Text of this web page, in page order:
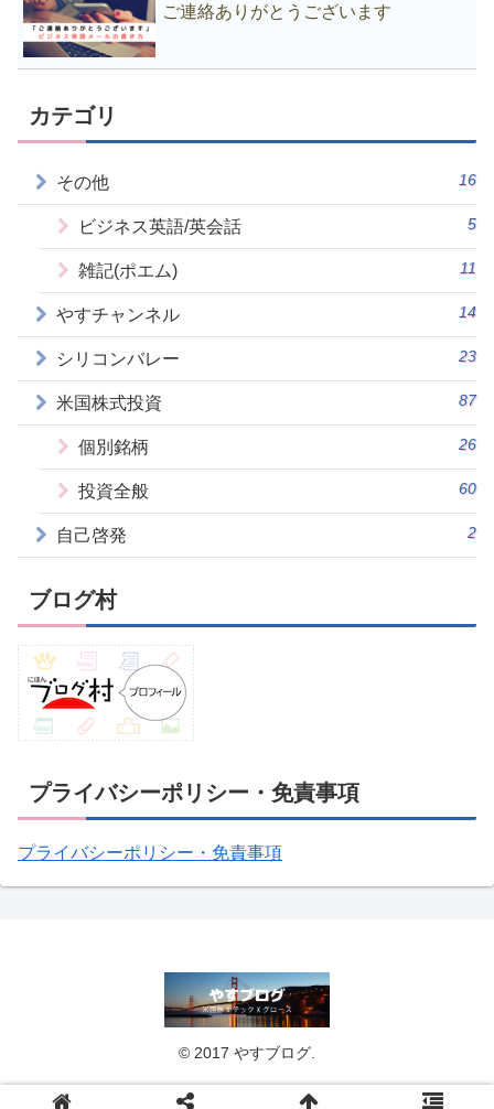
ご連絡ありがとうございます
カテゴリ
その他 16
ビジネス英語/英会話 5
雑記(ポエム) 11
やすチャンネル 14
シリコンバレー 23
米国株式投資 87
個別銘柄 26
投資全般 60
自己啓発 2
ブログ村
プライバシーポリシー・免責事項
プライバシーポリシー・免責事項
© 2017 やすブログ.